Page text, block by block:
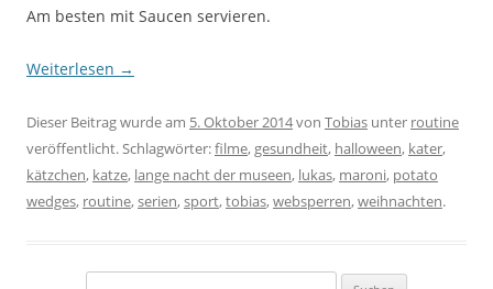
Am besten mit Saucen servieren.
Weiterlesen →
Dieser Beitrag wurde am 5. Oktober 2014von Tobias unter routine
veröffentlicht. Schlagwörter:filme, gesundheit, halloween, kater,
kätzchen, katze, lange nacht der museen, lukas, maroni, potato
wedges, routine,serien,sport,tobias,websperren,weihnachten.